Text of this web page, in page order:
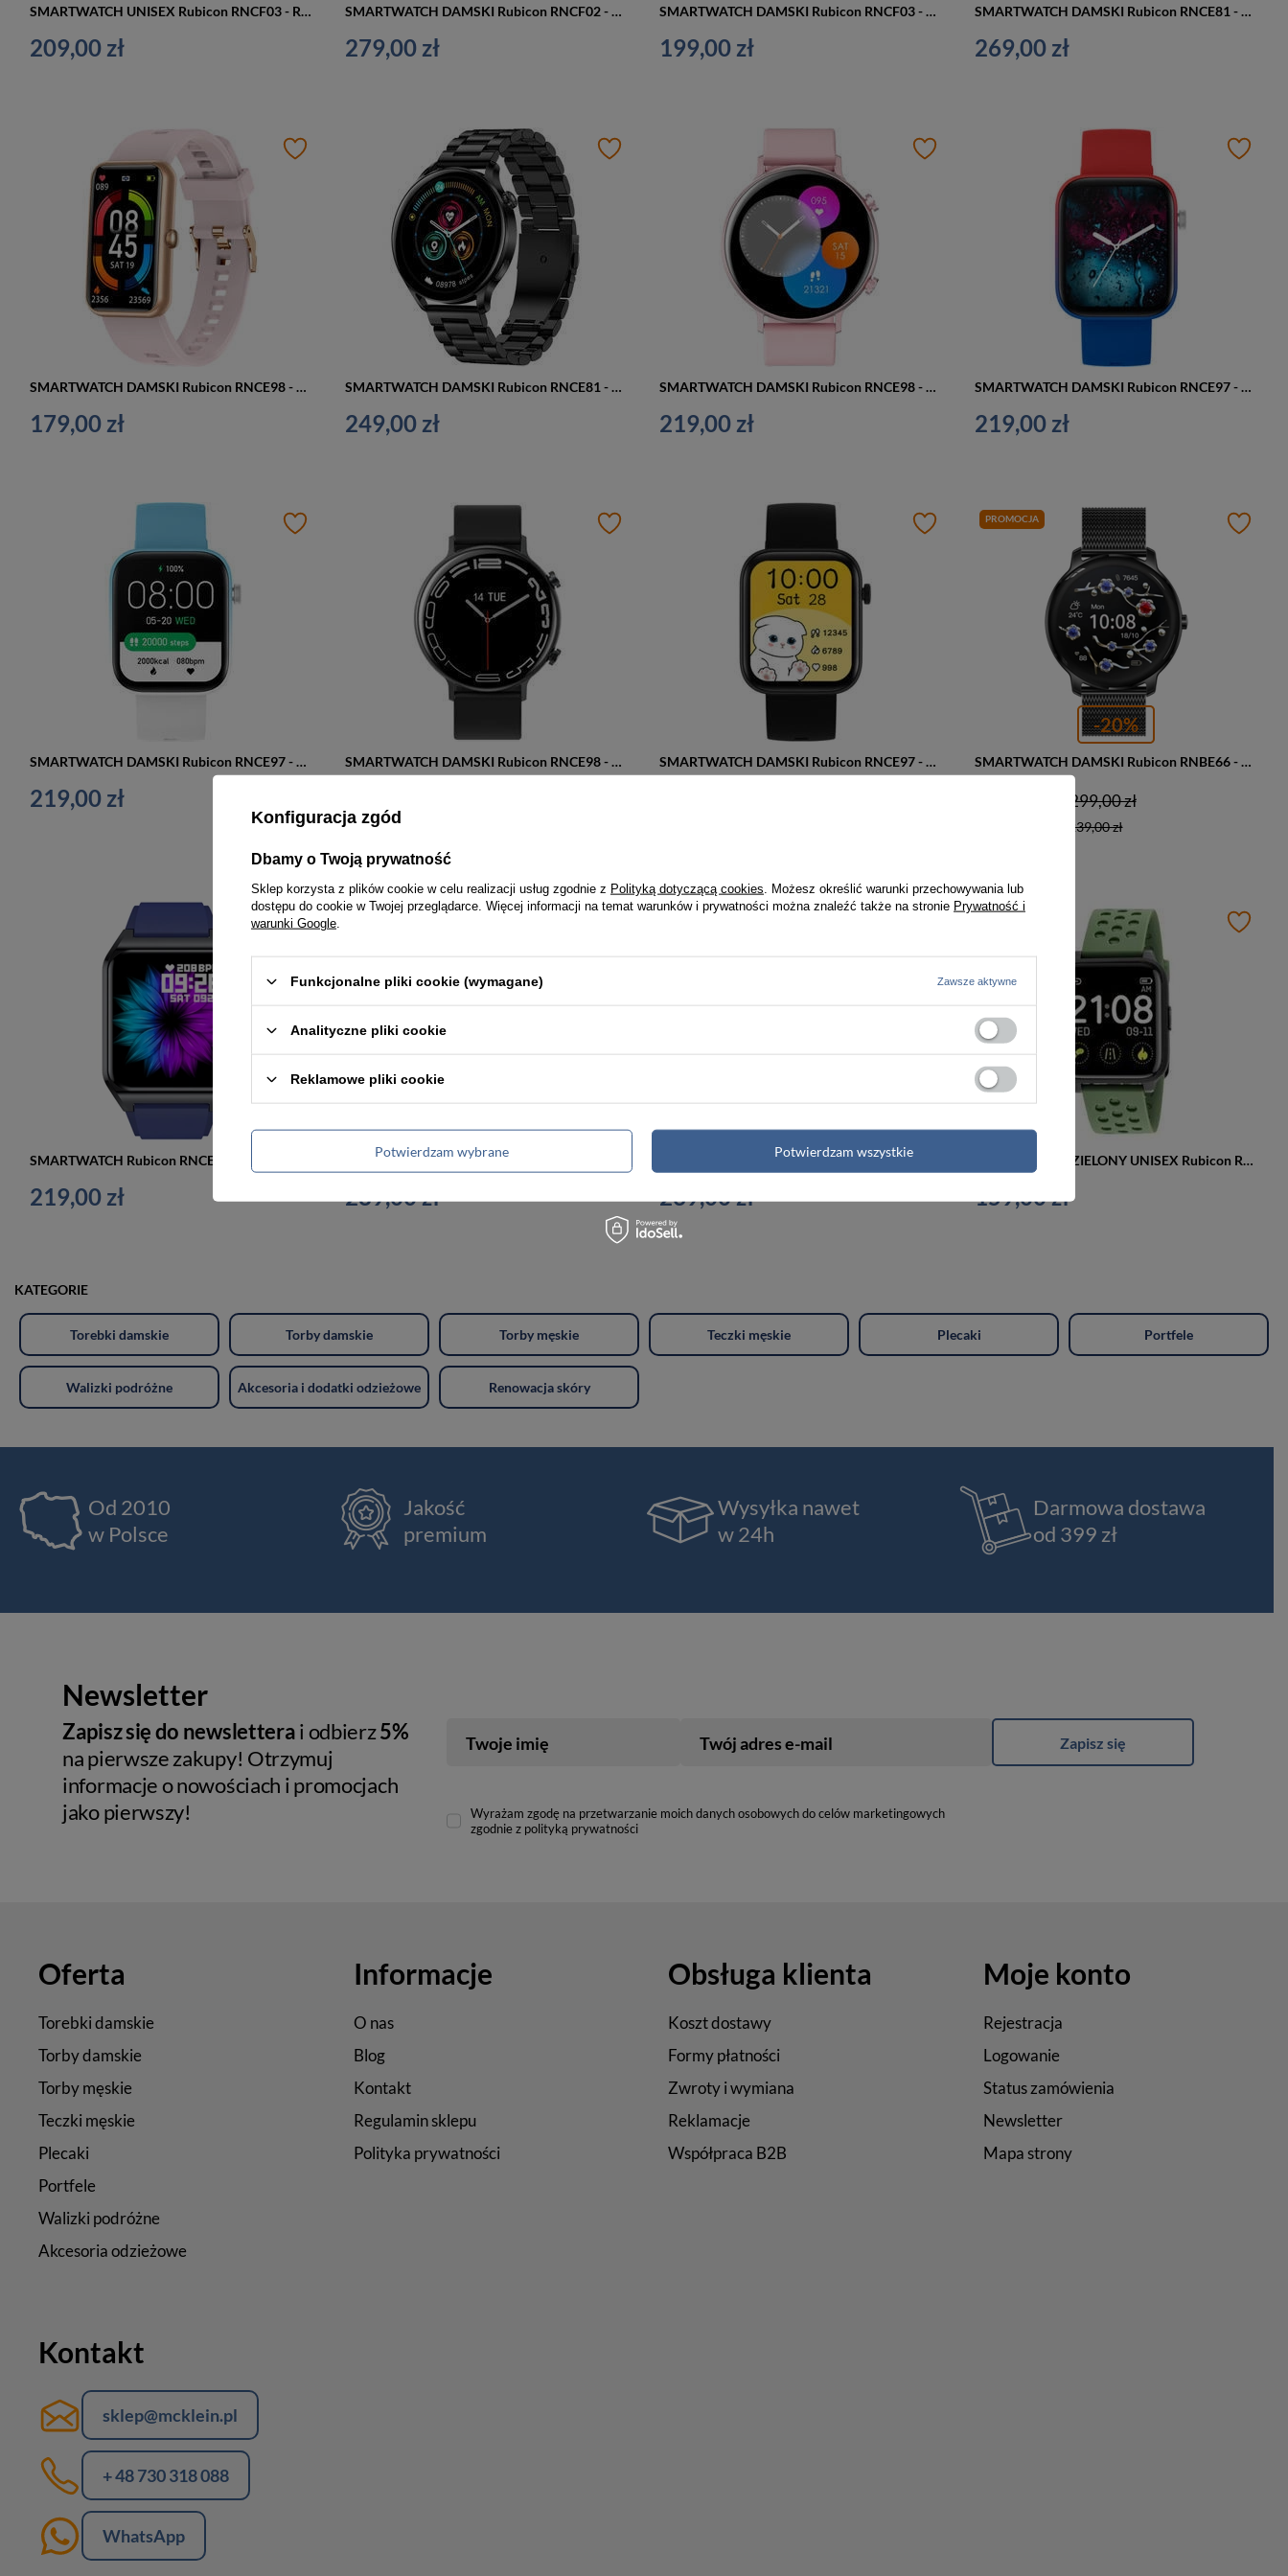
SMARTWATCH UNISEX Rubicon RNCF03 - ROZMOWY BLUETOOTH, ALWAYS ON DISPLAY (sr049g)
209,00 zł
SMARTWATCH DAMSKI Rubicon RNCF02 - WYKONYWANIE POŁĄCZEŃ, DODATKOWY PASEK (sr048b)
279,00 zł
SMARTWATCH DAMSKI Rubicon RNCF03 - ROZMOWY BLUETOOTH, ALWAYS ON DISPLAY (sr049a)
199,00 zł
SMARTWATCH DAMSKI Rubicon RNCE81 - WYKONYWANIE POŁĄCZEŃ, PULSOKSYMETR (sr045b)
269,00 zł
SMARTWATCH DAMSKI Rubicon RNCE98 - WYKONYWANIE POŁĄCZEŃ, PULSOKSYMETR (sr043a)
179,00 zł
SMARTWATCH DAMSKI Rubicon RNCE81 - WYKONYWANIE POŁĄCZEŃ, PULSOKSYMETR (sr045c)
249,00 zł
SMARTWATCH DAMSKI Rubicon RNCE98 - WYKONYWANIE POŁĄCZEŃ, PULSOKSYMETR (sr043a)
219,00 zł
SMARTWATCH DAMSKI Rubicon RNCE97 - WYKONYWANIE POŁĄCZEŃ, CIŚNIENIE KRWI (sr041c)
219,00 zł
SMARTWATCH DAMSKI Rubicon RNCE97 - WYKONYWANIE POŁĄCZEŃ, CIŚNIENIE KRWI (sr041d)
219,00 zł
SMARTWATCH DAMSKI Rubicon RNCE98 - WYKONYWANIE POŁĄCZEŃ, PULSOKSYMETR (sr043b) SMARTWATCH DAMSKI Rubicon RNCE97 - WYKONYWANIE POŁĄCZEŃ, CIŚNIENIE KRWI (sr041b)
PROMOCJA
-20%
SMARTWATCH DAMSKI Rubicon RNBE66 - WŁASNE TARCZE (sr014e)
239,00 zł
299,00 zł
219,00 zł 289,00 zł 239,00 zł
SMARTWATCH ZIELONY UNISEX Rubicon RNCE58 - STEROWANIE MUZYKĄ (sr010d)
159,00 zł
KATEGORIE
Torebki damskie Torby damskie Torby męskie Teczki męskie Plecaki Portfele
Walizki podróżne Akcesoria i dodatki odzieżowe Renowacja skóry
Od 2010
w Polsce
Jakość
premium
Wysyłka nawet
w 24h
Darmowa dostawa
od 399 zł
Newsletter
Zapisz się do newsletterai odbierz5%
na pierwsze zakupy! Otrzymuj
informacje o nowościach i promocjach
jako pierwszy!
Twoje imię Twój adres e-mail Zapisz się
Wyrażam zgodę na przetwarzanie moich danych osobowych do celów marketingowych
zgodnie z polityką prywatności
Oferta
Torebki damskie
Torby damskie
Torby męskie
Teczki męskie
Plecaki
Portfele
Walizki podróżne
Akcesoria odzieżowe
Informacje
O nas
Blog
Kontakt
Regulamin sklepu
Polityka prywatności
Obsługa klienta
Koszt dostawy
Formy płatności
Zwroty i wymiana
Reklamacje
Współpraca B2B
Moje konto
Rejestracja
Logowanie
Status zamówienia
Newsletter
Mapa strony
Kontakt
sklep@mcklein.pl
+ 48 730 318 088
WhatsApp
Konfiguracja zgód
Dbamy o Twoją prywatność
Sklep korzysta z plików cookie w celu realizacji usług zgodnie z Polityką dotyczącą cookies . Możesz określić warunki przechowywania lub
dostępu do cookie w Twojej przeglądarce. Więcej informacji na temat warunków i prywatności można znaleźć także na stronie Prywatność i
warunki Google
Funkcjonalne pliki cookie (wymagane) Zawsze aktywne
Analityczne pliki cookie
Reklamowe pliki cookie
Potwierdzam wybrane Potwierdzam wszystkie